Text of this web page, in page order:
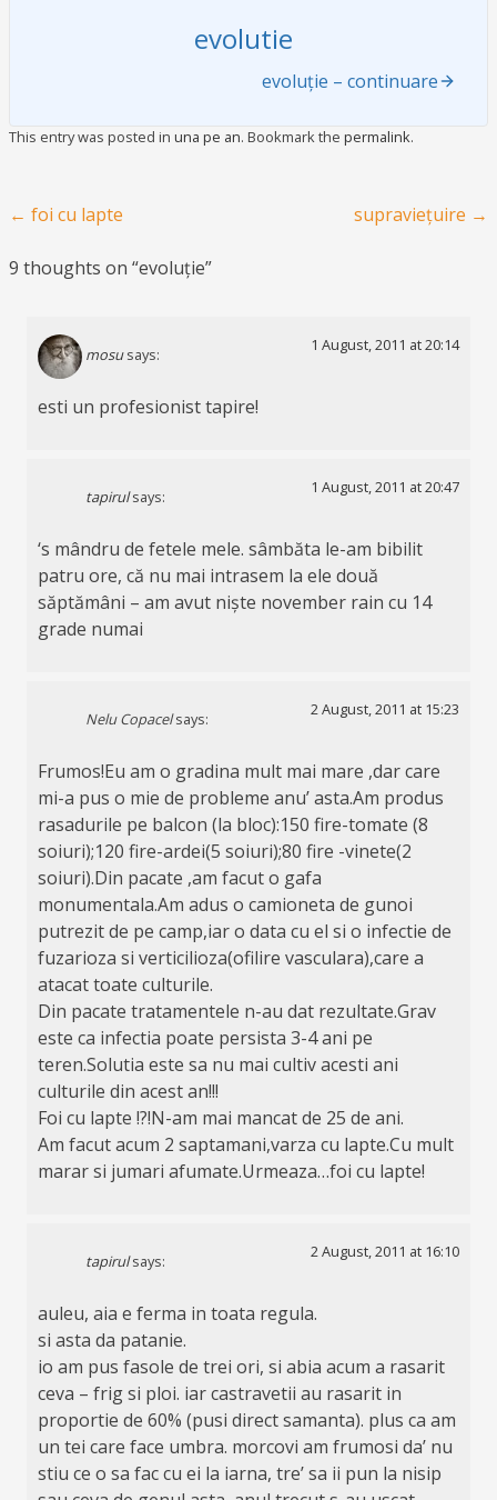
evolutie
evoluție – continuare
This entry was posted in una pe an. Bookmark the permalink.
Post navigation
← foi cu lapte supraviețuire →
9 thoughts on “evoluție”
mosu says:
1 August, 2011 at 20:14
esti un profesionist tapire!
tapirul says:
1 August, 2011 at 20:47
‘s mândru de fetele mele. sâmbăta le-am bibilit
patru ore, că nu mai intrasem la ele două
săptămâni – am avut niște november rain cu 14
grade numai
Nelu Copacel says:
2 August, 2011 at 15:23
Frumos!Eu am o gradina mult mai mare ,dar care
mi-a pus o mie de probleme anu’ asta.Am produs
rasadurile pe balcon (la bloc):150 fire-tomate (8
soiuri);120 fire-ardei(5 soiuri);80 fire -vinete(2
soiuri).Din pacate ,am facut o gafa
monumentala.Am adus o camioneta de gunoi
putrezit de pe camp,iar o data cu el si o infectie de
fuzarioza si verticilioza(ofilire vasculara),care a
atacat toate culturile.
Din pacate tratamentele n-au dat rezultate.Grav
este ca infectia poate persista 3-4 ani pe
teren.Solutia este sa nu mai cultiv acesti ani
culturile din acest an!!!
Foi cu lapte !?!N-am mai mancat de 25 de ani.
Am facut acum 2 saptamani,varza cu lapte.Cu mult
marar si jumari afumate.Urmeaza…foi cu lapte!
tapirul says:
2 August, 2011 at 16:10
auleu, aia e ferma in toata regula.
si asta da patanie.
io am pus fasole de trei ori, si abia acum a rasarit
ceva – frig si ploi. iar castravetii au rasarit in
proportie de 60% (pusi direct samanta). plus ca am
un tei care face umbra. morcovi am frumosi da’ nu
stiu ce o sa fac cu ei la iarna, tre’ sa ii pun la nisip